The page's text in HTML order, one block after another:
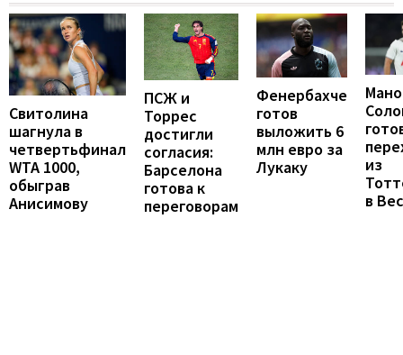
Свитолина
шагнула в
четвертьфинал
WTA 1000,
обыграв
Анисимову
ПСЖ и
Торрес
достигли
согласия:
Барселона
готова к
переговорам
Фенербахче
готов
выложить 6
млн евро за
Лукаку
из
в